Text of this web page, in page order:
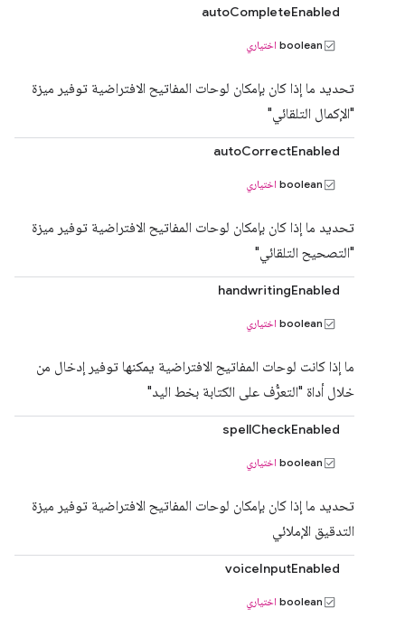
autoCompleteEnabled
boolean اختياري
تحديد ما إذا كان بإمكان لوحات المفاتيح الافتراضية توفير ميزة
"الإكمال التلقائي"
autoCorrectEnabled
boolean اختياري
تحديد ما إذا كان بإمكان لوحات المفاتيح الافتراضية توفير ميزة
"التصحيح التلقائي"
handwritingEnabled
boolean اختياري
ما إذا كانت لوحات المفاتيح الافتراضية يمكنها توفير إدخال من
خلال أداة "التعرُّف على الكتابة بخط اليد"
spellCheckEnabled
boolean اختياري
تحديد ما إذا كان بإمكان لوحات المفاتيح الافتراضية توفير ميزة
التدقيق الإملائي
voiceInputEnabled
boolean اختياري